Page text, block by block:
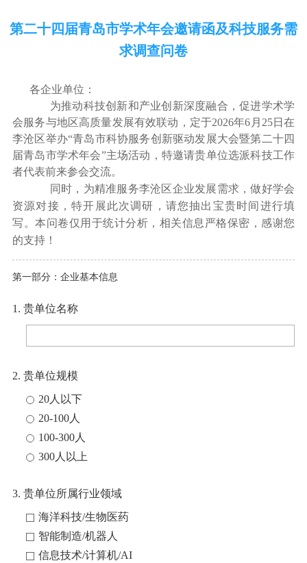
第二十四届青岛市学术年会邀请函及科技服务需
求调查问卷
各企业单位：
为推动科技创新和产业创新深度融合，促进学术学
会服务与地区高质量发展有效联动，定于2026年6月25日在
李沧区举办“青岛市科协服务创新驱动发展大会暨第二十四
届青岛市学术年会”主场活动，特邀请贵单位选派科技工作
者代表前来参会交流。
同时， 为精准服务李沧区企业发展需求，做好学会
资源对接，特开展此次调研，请您抽出宝贵时间进行填
写。 本问卷仅用于统计分析，相关信息严格保密，感谢您
的支持！
第一部分：企业基本信息
1. 贵单位名称
2. 贵单位规模
20人以下
20-100人
100-300人
300人以上
3. 贵单位所属行业领域
海洋科技/生物医药
智能制造/机器人
信息技术/计算机/AI